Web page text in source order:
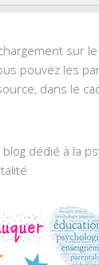
sur
pouvez les
dans le
dédié à la